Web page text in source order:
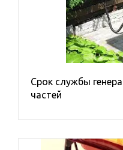
Номинальное
Охлаждение
Тип запуска
Уровень звукового
Срок службы
частей